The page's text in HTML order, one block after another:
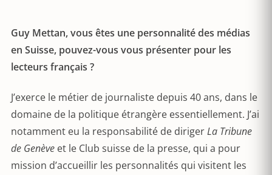
Guy Mettan, vous êtes une personnalité des médias
en Suisse, pouvez-vous vous présenter pour les
lecteurs français ?
J’exerce le métier de journaliste depuis 40 ans, dans le
domaine de la politique étrangère essentiellement. J’ai
notamment eu la responsabilité de dirigerLa Tribune
de Genève et le Club suisse de la presse, qui a pour
mission d’accueillir les personnalités qui visitent les